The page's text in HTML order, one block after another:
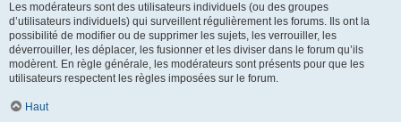
Les modérateurs sont des utilisateurs individuels (ou des groupes
d’utilisateurs individuels) qui surveillent régulièrement les forums. Ils ont la
possibilité de modifier ou de supprimer les sujets, les verrouiller, les
déverrouiller, les déplacer, les fusionner et les diviser dans le forum qu’ils
modèrent. En règle générale, les modérateurs sont présents pour que les
utilisateurs respectent les règles imposées sur le forum.
Haut